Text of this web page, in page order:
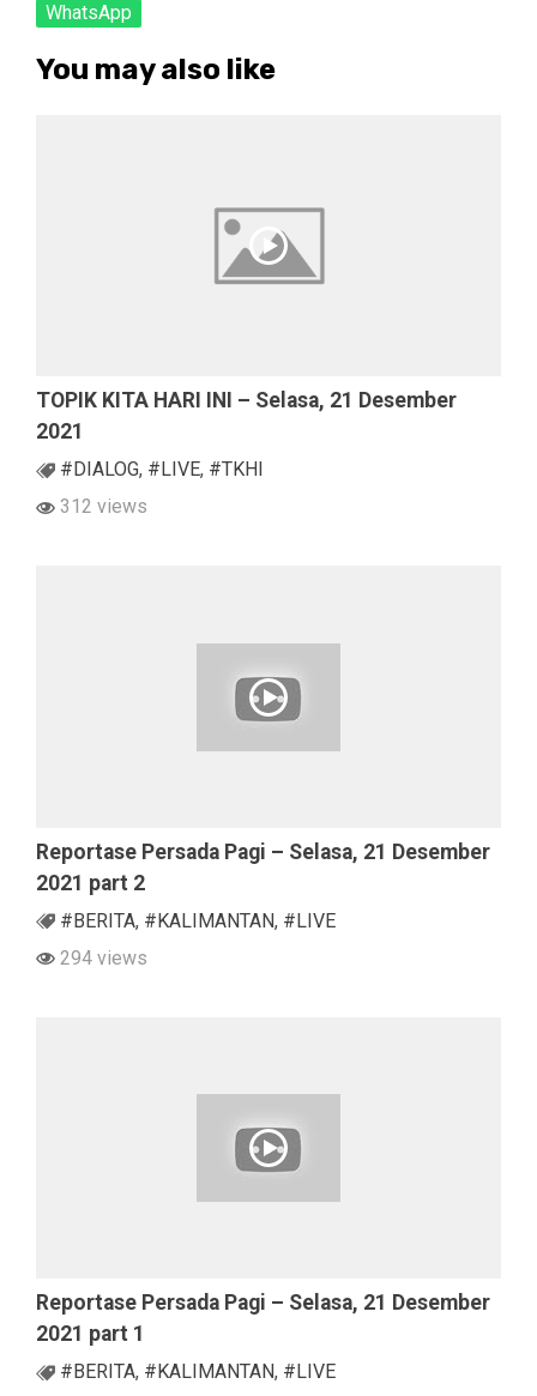
WhatsApp
You may also like
TOPIK KITA HARI INI – Selasa, 21 Desember
2021
#DIALOG, #LIVE, #TKHI
312 views
Reportase Persada Pagi – Selasa, 21 Desember
2021 part 2
#BERITA, #KALIMANTAN, #LIVE
294 views
Reportase Persada Pagi – Selasa, 21 Desember
2021 part 1
#BERITA, #KALIMANTAN, #LIVE